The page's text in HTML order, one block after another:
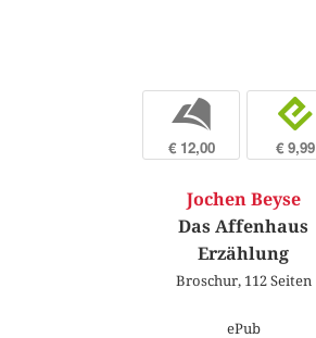
b
€ 12,00
e
€ 9,99
Jochen Beyse
Das Affenhaus
Erzählung
Broschur, 112 Seiten
ePub